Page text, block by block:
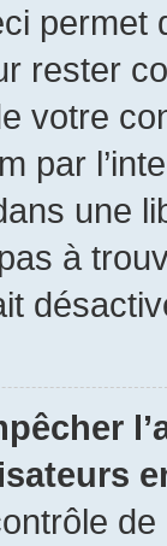
permet
rester
votre
par
une
à